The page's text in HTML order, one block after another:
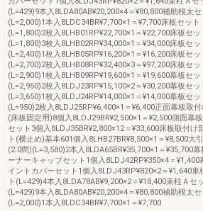
(L=429)9本入8LDA80AB¥20,200×4＝¥80,800補助根太セ
(L=2,000)1本入8LDC34BR¥7,700×1＝¥7,700床板セット
(L=1,800)2枚入8LHB01RP¥22,700×1＝¥22,700床板セッ
(L=1,800)3枚入8LHB02RP¥34,000×1＝¥34,000床板セッ
(L=2,400)1枚入8LHB05RP¥16,200×1＝¥16,200床板セッ
(L=2,700)2枚入8LHB08RP¥32,400×3＝¥97,200床板セッ
(L=2,900)1枚入8LHB09RP¥19,600×1＝¥19,600幕板セッ
(L=2,950)2枚入8LDJ23RP¥15,100×2＝¥30,200幕板セッ
(L=3,650)1枚入8LDJ24RP¥14,000×1＝¥14,000幕板セッ
(L=950)2枚入8LDJ25RP¥6,400×1＝¥6,400正面幕板取付
(床板固定用)8個入8LDJ29BR¥2,500×1＝¥2,500側面幕
セット3個入8LDJ35BR¥2,800×12＝¥33,600床板取付け
ト(横止め)基本601個入8LHB27BR¥8,500×1＝¥8,500大
(2.0間)(L=3,580)2本入8LDA65BR¥35,700×1＝¥35,700幕
ーナーキャップセット1個入8LDJ42RP¥350×4＝¥1,400
イントカバーセット1個入8LDJ43RP¥820×2＝¥1,640束
ト(L=429)4本入8LDA78AB¥9,200×2＝¥18,400束柱Ａセ
(L=429)9本入8LDA80AB¥20,200×4＝¥80,800補助根太セ
(L=2,000)1本入8LDC34BR¥7,700×1＝¥7,700